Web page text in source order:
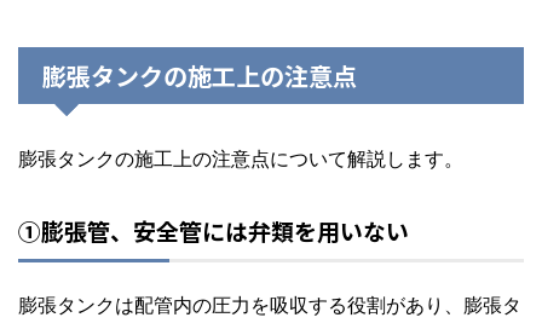
膨張タンクの施工上の注意点
膨張タンクの施工上の注意点について解説します。
①膨張管、安全管には弁類を用いない
膨張タンクは配管内の圧力を吸収する役割があり、膨張タ